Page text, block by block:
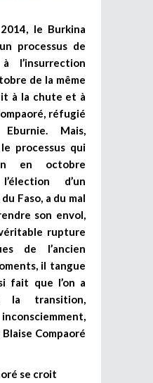
le Burkina
processus de
l’insurrection
de la même
à la chute et à
réfugié
Mais,
le processus qui
en octobre
d’un
Faso, a du mal
son envol,
rupture
de l’ancien
il tangue
fait que l’on a
la transition,
Compaoré
se croit